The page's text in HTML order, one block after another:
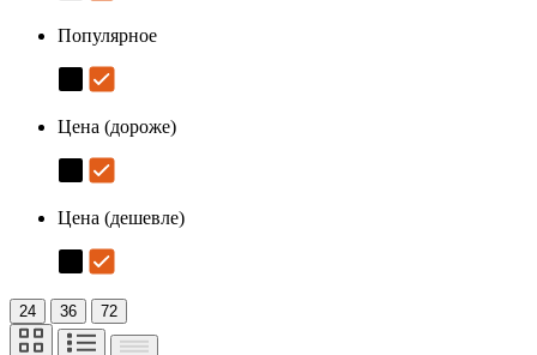
Популярное
Цена (дороже)
Цена (дешевле)
24 36 72